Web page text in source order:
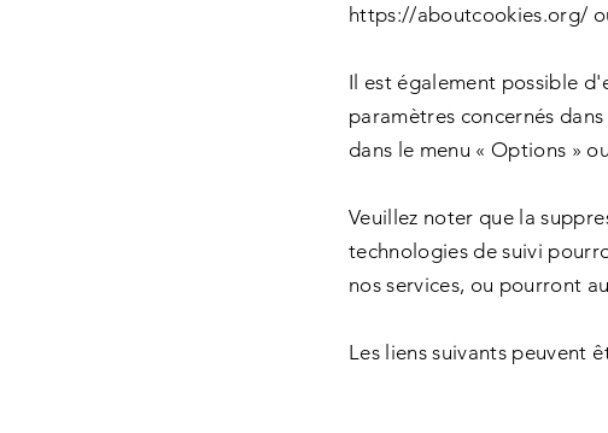
https://aboutcookies.org/
Il est également possible
paramètres concernés
dans le menu « Options »
Veuillez noter que la
technologies de suivi
nos services, ou pourront
Les liens suivants peuvent